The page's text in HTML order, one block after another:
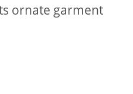
ornate garment